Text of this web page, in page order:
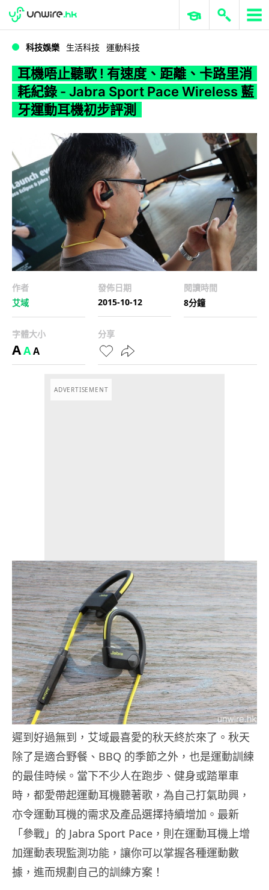
WWDC 2026 ERP 與商業 AI
科技娛樂 生活科技 運動科技
耳機唔止聽歌 ! 有速度、距離、卡路里消
耗紀錄 - Jabra Sport Pace Wireless 藍
牙運動耳機初步評測
作者
艾域
發佈日期
2015-10-12
閱讀時間
8分鐘
字體大小
AAA
分享
ADVERTISEMENT
遲到好過無到，艾域最喜愛的秋天終於來了。秋天
除了是適合野餐、BBQ 的季節之外，也是運動訓練
的最佳時候。當下不少人在跑步、健身或踏單車
時，都愛帶起運動耳機聽著歌，為自己打氣助興，
亦令運動耳機的需求及產品選擇持續增加。最新
「參戰」的 Jabra Sport Pace，則在運動耳機上增
加運動表現監測功能，讓你可以掌握各種運動數
據，進而規劃自己的訓練方案！